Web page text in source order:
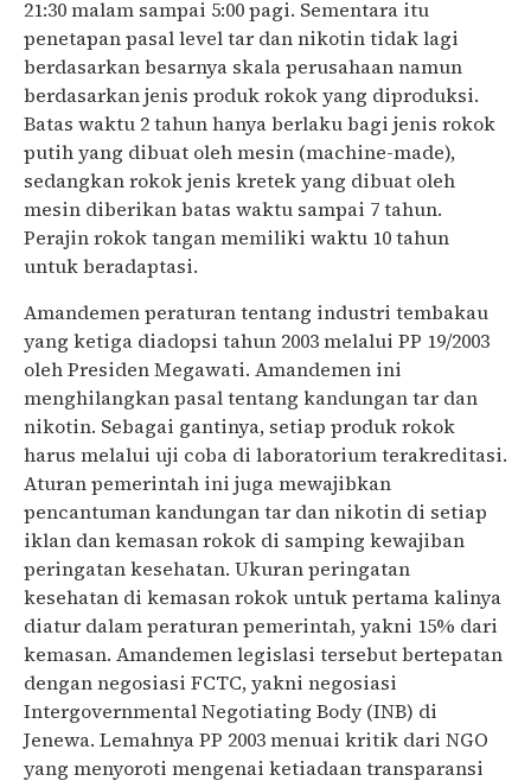
21:30 malam sampai 5:00 pagi. Sementara itu
penetapan pasal level tar dan nikotin tidak lagi
berdasarkan besarnya skala perusahaan namun
berdasarkan jenis produk rokok yang diproduksi.
Batas waktu 2 tahun hanya berlaku bagi jenis rokok
putih yang dibuat oleh mesin (machine-made),
sedangkan rokok jenis kretek yang dibuat oleh
mesin diberikan batas waktu sampai 7 tahun.
Perajin rokok tangan memiliki waktu 10 tahun
untuk beradaptasi.
Amandemen peraturan tentang industri tembakau
yang ketiga diadopsi tahun 2003 melalui PP 19/2003
oleh Presiden Megawati. Amandemen ini
menghilangkan pasal tentang kandungan tar dan
nikotin. Sebagai gantinya, setiap produk rokok
harus melalui uji coba di laboratorium terakreditasi.
Aturan pemerintah ini juga mewajibkan
pencantuman kandungan tar dan nikotin di setiap
iklan dan kemasan rokok di samping kewajiban
peringatan kesehatan. Ukuran peringatan
kesehatan di kemasan rokok untuk pertama kalinya
diatur dalam peraturan pemerintah, yakni 15% dari
kemasan. Amandemen legislasi tersebut bertepatan
dengan negosiasi FCTC, yakni negosiasi
Intergovernmental Negotiating Body (INB) di
Jenewa. Lemahnya PP 2003 menuai kritik dari NGO
yang menyoroti mengenai ketiadaan transparansi